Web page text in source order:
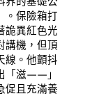
。保險箱打
詭異紅色光
講機，但頂
線。他顫抖
「滋——」
促且充滿養